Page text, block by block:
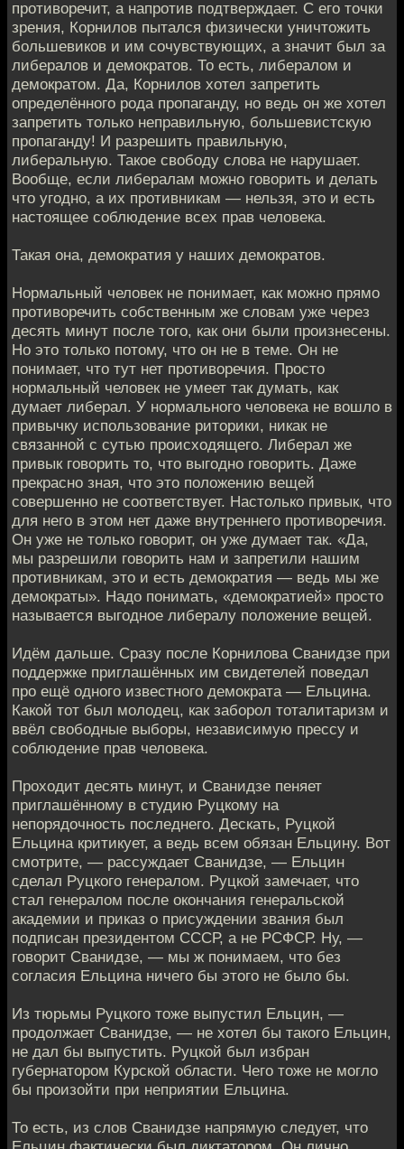
противоречит, а напротив подтверждает. С его точки
зрения, Корнилов пытался физически уничтожить
большевиков и им сочувствующих, а значит был за
либералов и демократов. То есть, либералом и
демократом. Да, Корнилов хотел запретить
определённого рода пропаганду, но ведь он же хотел
запретить только неправильную, большевистскую
пропаганду! И разрешить правильную,
либеральную. Такое свободу слова не нарушает.
Вообще, если либералам можно говорить и делать
что угодно, а их противникам — нельзя, это и есть
настоящее соблюдение всех прав человека.
Такая она, демократия у наших демократов.
Нормальный человек не понимает, как можно прямо
противоречить собственным же словам уже через
десять минут после того, как они были произнесены.
Но это только потому, что он не в теме. Он не
понимает, что тут нет противоречия. Просто
нормальный человек не умеет так думать, как
думает либерал. У нормального человека не вошло в
привычку использование риторики, никак не
связанной с сутью происходящего. Либерал же
привык говорить то, что выгодно говорить. Даже
прекрасно зная, что это положению вещей
совершенно не соответствует. Настолько привык, что
для него в этом нет даже внутреннего противоречия.
Он уже не только говорит, он уже думает так. «Да,
мы разрешили говорить нам и запретили нашим
противникам, это и есть демократия — ведь мы же
демократы». Надо понимать, «демократией» просто
называется выгодное либералу положение вещей.
Идём дальше. Сразу после Корнилова Сванидзе при
поддержке приглашённых им свидетелей поведал
про ещё одного известного демократа — Ельцина.
Какой тот был молодец, как заборол тоталитаризм и
ввёл свободные выборы, независимую прессу и
соблюдение прав человека.
Проходит десять минут, и Сванидзе пеняет
приглашённому в студию Руцкому на
непорядочность последнего. Дескать, Руцкой
Ельцина критикует, а ведь всем обязан Ельцину. Вот
смотрите, — рассуждает Сванидзе, — Ельцин
сделал Руцкого генералом. Руцкой замечает, что
стал генералом после окончания генеральской
академии и приказ о присуждении звания был
подписан президентом СССР, а не РСФСР. Ну, —
говорит Сванидзе, — мы ж понимаем, что без
согласия Ельцина ничего бы этого не было бы.
Из тюрьмы Руцкого тоже выпустил Ельцин, —
продолжает Сванидзе, — не хотел бы такого Ельцин,
не дал бы выпустить. Руцкой был избран
губернатором Курской области. Чего тоже не могло
бы произойти при неприятии Ельцина.
То есть, из слов Сванидзе напрямую следует, что